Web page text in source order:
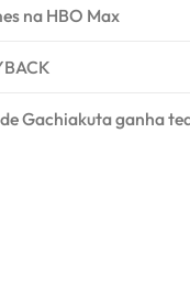
na HBO Max
Gachiakuta ganha